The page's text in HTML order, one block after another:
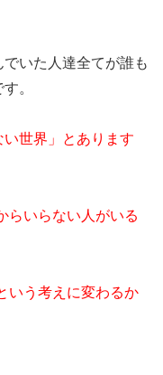
いた人達全てが誰も
。
世界」とあります
らいらない人がいる
いう考えに変わるか